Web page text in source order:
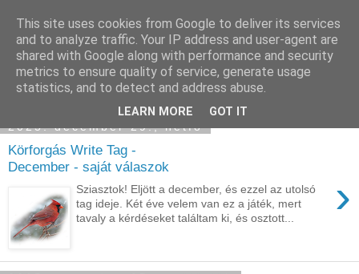
Sümegi Emília -
Tintaszerkezetek
2025. december 29., hétfő
Körforgás Write Tag -
December - saját válaszok
›
Sziasztok! Eljött a december, és ezzel az utolsó
tag ideje. Két éve velem van ez a játék, mert
tavaly a kérdéseket találtam ki, és osztott...
This site uses cookies from Google to deliver its services
and to analyze traffic. Your IP address and user-agent are
shared with Google along with performance and security
metrics to ensure quality of service, generate usage
statistics, and to detect and address abuse.
LEARN MORE GOT IT